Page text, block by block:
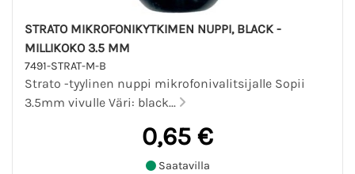
STRATO MIKROFONIKYTKIMEN NUPPI, BLACK -
MILLIKOKO 3.5 MM
7491-STRAT-M-B
Strato -tyylinen nuppi mikrofonivalitsijalle Sopii
3.5mm vivulle Väri: black...
0,65 €
Saatavilla